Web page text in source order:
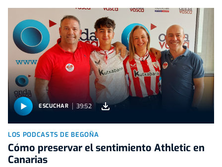
ESCUCHAR 39:52
LOS PODCASTS DE BEGOÑA
Cómo preservar el sentimiento Athletic en
Canarias